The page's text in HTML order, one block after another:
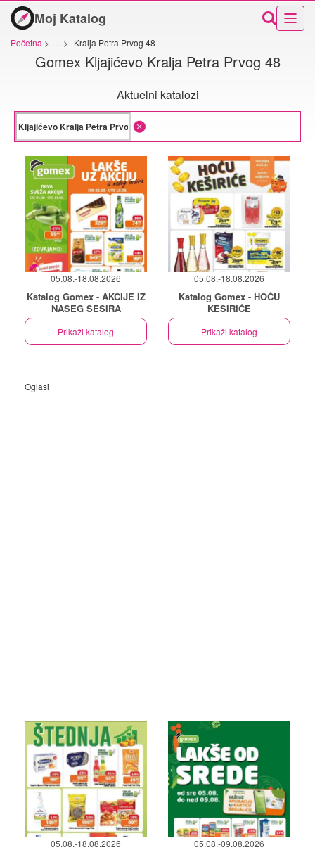
Moj Katalog
Početna > ... > Kralja Petra Prvog 48
Gomex Kljajićevo Kralja Petra Prvog 48
Aktuelni katalozi
05.08.-18.08.2026
Katalog Gomex - AKCIJE IZ
NAŠEG ŠEŠIRA
Prikaži katalog
05.08.-18.08.2026
Katalog Gomex - HOĆU
KEŠIRIĆE
Prikaži katalog
Oglasi
05.08.-18.08.2026 05.08.-09.08.2026